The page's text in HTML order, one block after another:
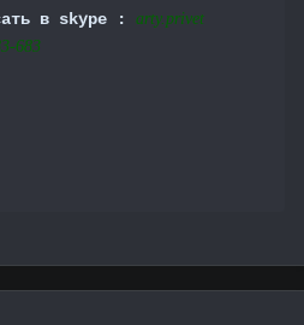
в skype :
arty.privet
683